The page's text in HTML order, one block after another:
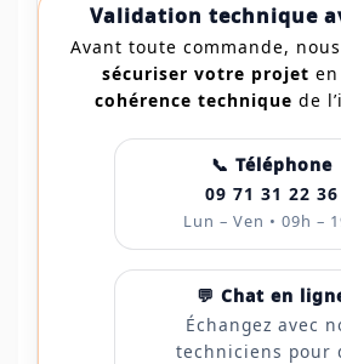
Validation technique
Avant toute commande,
sécuriser votre projet
cohérence technique de
📞 Téléphone
09 71 31 22 36
Lun – Ven • 09h –
💬 Chat en
Échangez avec
techniciens pour